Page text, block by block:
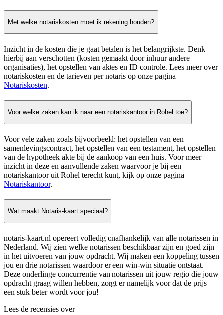
Met welke notariskosten moet ik rekening houden?
Inzicht in de kosten die je gaat betalen is het belangrijkste. Denk
hierbij aan verschotten (kosten gemaakt door inhuur andere
organisaties), het opstellen van aktes en ID controle. Lees meer over
notariskosten en de tarieven per notaris op onze pagina
Notariskosten.
Voor welke zaken kan ik naar een notariskantoor in Rohel toe?
Voor vele zaken zoals bijvoorbeeld: het opstellen van een
samenlevingscontract, het opstellen van een testament, het opstellen
van de hypotheek akte bij de aankoop van een huis. Voor meer
inzicht in deze en aanvullende zaken waarvoor je bij een
notariskantoor uit Rohel terecht kunt, kijk op onze pagina
Notariskantoor.
Wat maakt Notaris-kaart speciaal?
notaris-kaart.nl opereert volledig onafhankelijk van alle notarissen in
Nederland. Wij zien welke notarissen beschikbaar zijn en goed zijn
in het uitvoeren van jouw opdracht. Wij maken een koppeling tussen
jou en drie notarissen waardoor er een win-win situatie ontstaat.
Deze onderlinge concurrentie van notarissen uit jouw regio die jouw
opdracht graag willen hebben, zorgt er namelijk voor dat de prijs
een stuk beter wordt voor jou!
Lees de recensies over